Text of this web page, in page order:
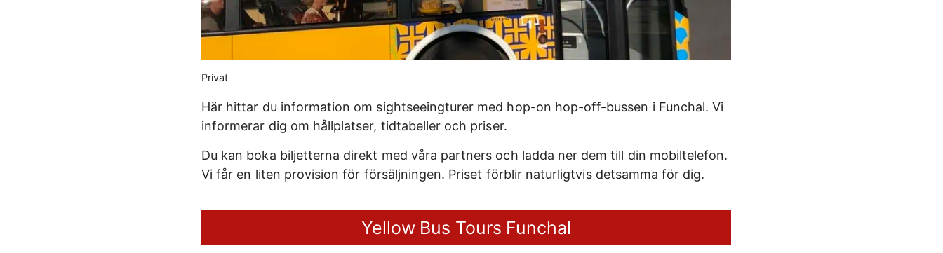
Privat
Här hittar du information om sightseeingturer med hop-on hop-off-bussen i Funchal. Vi
informerar dig om hållplatser, tidtabeller och priser.
Du kan boka biljetterna direkt med våra partners och ladda ner dem till din mobiltelefon.
Vi får en liten provision för försäljningen. Priset förblir naturligtvis detsamma för dig.
Yellow Bus Tours Funchal